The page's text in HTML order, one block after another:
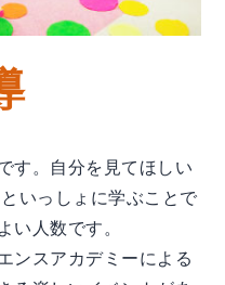
す。自分を見てほしい
いっしょに学ぶことで
人数です。
ンスアカデミーによる